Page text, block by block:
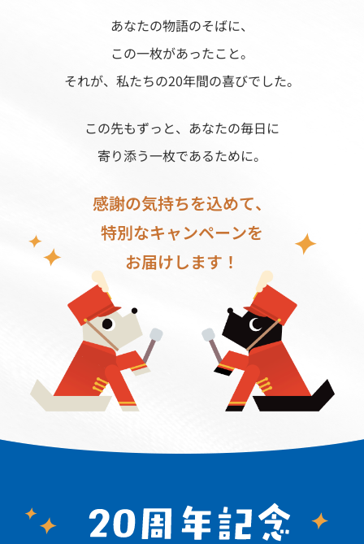
あなたの物語のそばに、
この一枚があったこと。
それが、私たちの20年間の喜びでした。
この先もずっと、あなたの毎日に
寄り添う一枚であるために。
感謝の気持ちを込めて、
特別なキャンペーンを
お届けします！